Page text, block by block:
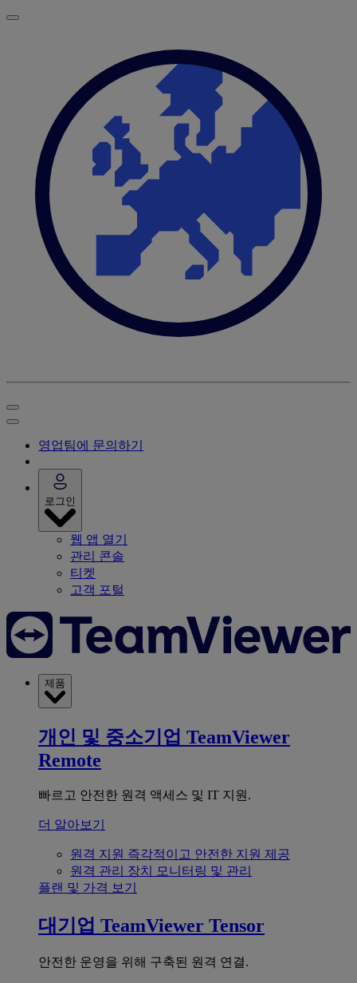
영업팀에 문의하기
로그인
웹 앱 열기
관리 콘솔
티켓
고객 포털
제품
개인 및 중소기업 TeamViewer
Remote
빠르고 안전한 원격 액세스 및 IT 지원.
더 알아보기
원격 지원 즉각적이고 안전한 지원 제공
원격 관리 장치 모니터링 및 관리
플랜 및 가격 보기
대기업 TeamViewer Tensor
안전한 운영을 위해 구축된 원격 연결.